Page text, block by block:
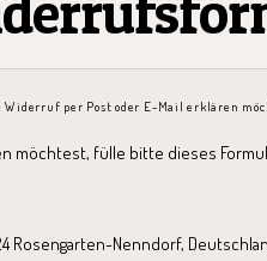
per Post oder E-Mail erklären
möchtest, fülle bitte dieses
Rosengarten-Nenndorf,